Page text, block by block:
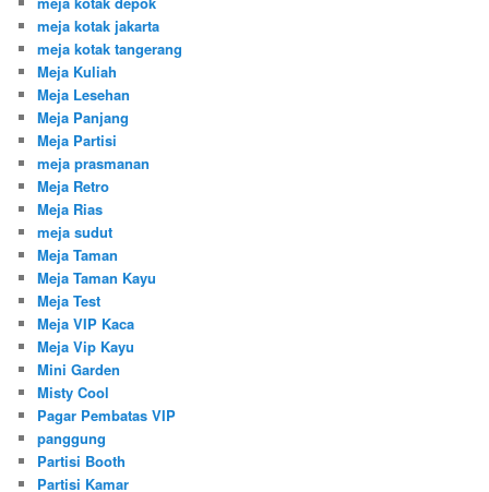
meja kotak jakarta
meja kotak tangerang
Meja Kuliah
Meja Lesehan
Meja Panjang
Meja Partisi
meja prasmanan
Meja Retro
Meja Rias
meja sudut
Meja Taman
Meja Taman Kayu
Meja Test
Meja VIP Kaca
Meja Vip Kayu
Mini Garden
Misty Cool
Pagar Pembatas VIP
panggung
Partisi Booth
Partisi Kamar